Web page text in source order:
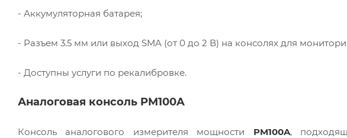
- Аккумуляторная батарея;
- Разъем 3.5 мм или выход SMA (от 0 до 2 В) на консолях для
- Доступны услуги по рекалибровке.
Аналоговая консоль PM100A
Консоль аналогового измерителя мощности PM100A,